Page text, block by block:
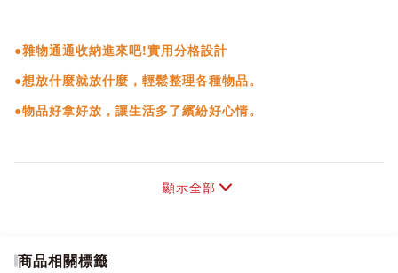
●雜物通通收納進來吧!實用分格設計
●想放什麼就放什麼，輕鬆整理各種物品。
●物品好拿好放，讓生活多了繽紛好心情。
顯示全部
商品相關標籤